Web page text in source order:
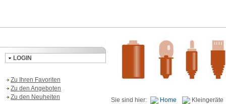
LOGIN
Zu Ihren Favoriten
Zu den Angeboten
Zu den Neuheiten
Sie sind hier: Home Kleingeräte